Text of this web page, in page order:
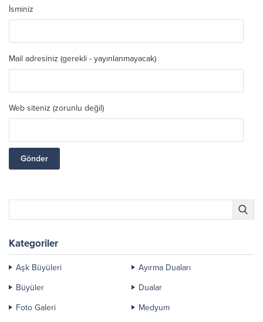
İsminiz
Mail adresiniz (gerekli - yayınlanmayacak)
Web siteniz (zorunlu değil)
Kategoriler
Aşk Büyüleri
Ayırma Duaları
Büyüler
Dualar
Foto Galeri
Medyum